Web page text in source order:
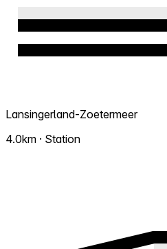
Lansingerland-Zoetermeer
4.0km · Station